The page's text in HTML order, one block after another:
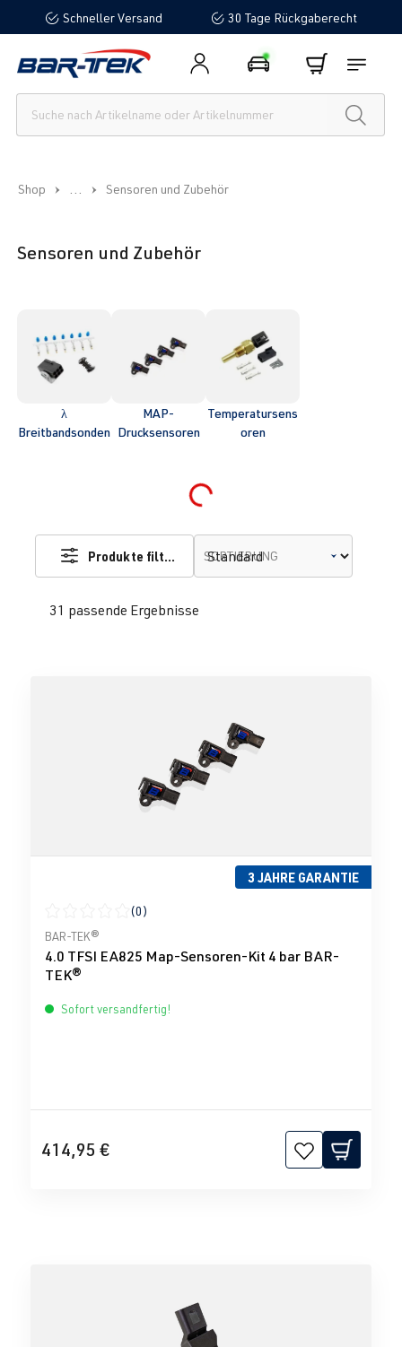
springenSchneller Versand 30 Tage Rückgaberecht
Shop ... Sensoren und Zubehör
Sensoren und Zubehör
λ
Breitbandsonden
MAP-
Drucksensoren
Temperatursens
oren
Loading...
31 passende Ergebnisse
Produkte filtern SORTIERUNG
3 JAHRE GARANTIE
Durchschnittliche Bewertung von 0 von 5 Sternen
(0)
BAR-TEK®
4.0 TFSI EA825 Map-Sensoren-Kit 4 bar BAR-
TEK®
Sofort versandfertig!
414,95 €